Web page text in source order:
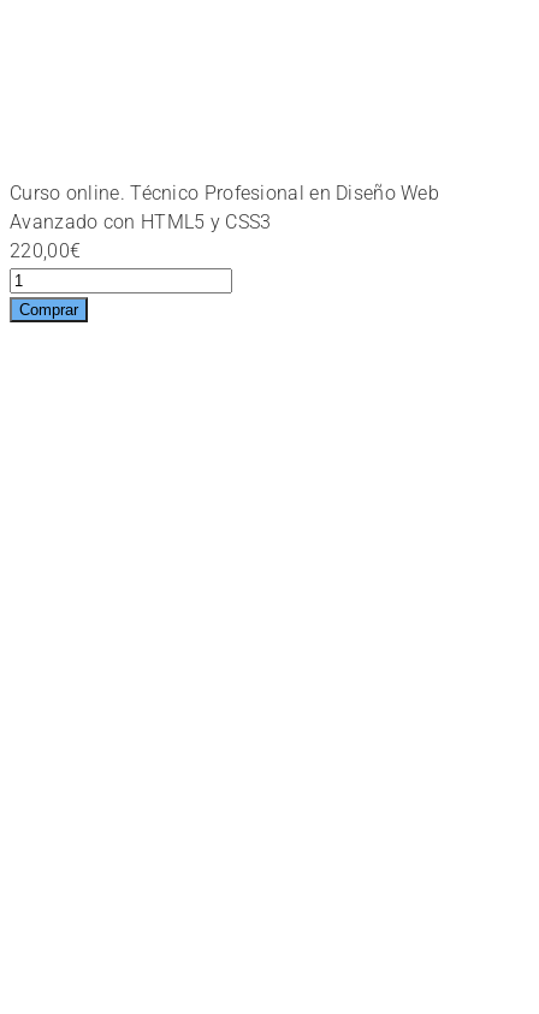
Curso online. Técnico Profesional en Diseño Web
Avanzado con HTML5 y CSS3
220,00€
Curso
online.
Comprar